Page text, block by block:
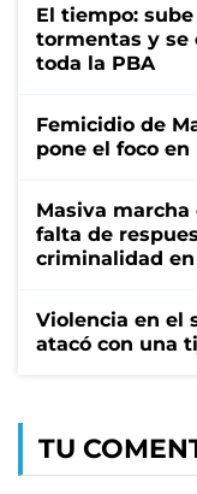
El tiempo:
tormentas y se
toda la PBA
Femicidio de
pone el foco
Masiva
falta de
criminalidad
Violencia en el
atacó con una
TU